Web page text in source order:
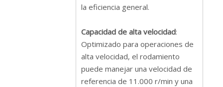
la eficiencia general.
Capacidad de alta velocidad:
Optimizado para operaciones de
alta velocidad, el rodamiento
puede manejar una velocidad de
referencia de 11.000 r/min y una